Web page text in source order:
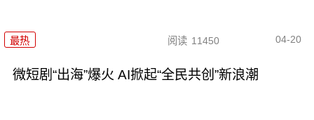
最热 阅读 11450 04-20
微短剧“出海”爆火 AI掀起“全民共创”新浪潮